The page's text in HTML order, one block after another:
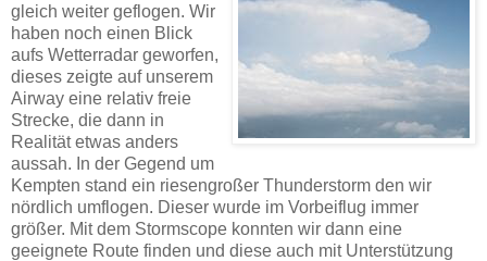
gleich weiter geflogen. Wir
haben noch einen Blick
aufs Wetterradar geworfen,
dieses zeigte auf unserem
Airway eine relativ freie
Strecke, die dann in
Realität etwas anders
aussah. In der Gegend um
Kempten stand ein riesengroßer Thunderstorm den wir
nördlich umflogen. Dieser wurde im Vorbeiflug immer
größer. Mit dem Stormscope konnten wir dann eine
geeignete Route finden und diese auch mit Unterstützung